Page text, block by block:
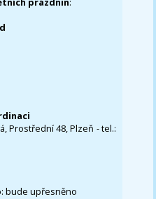
Prostřední 48, Plzeň - tel.:
bude upřesněno